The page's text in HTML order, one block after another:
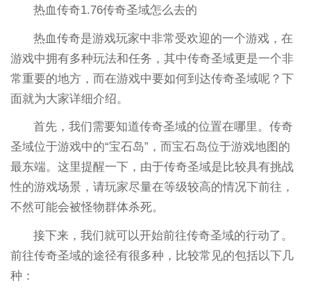
热血传奇1.76传奇圣域怎么去的
热血传奇是游戏玩家中非常受欢迎的一个游戏，在
游戏中拥有多种玩法和任务，其中传奇圣域更是一个非
常重要的地方，而在游戏中要如何到达传奇圣域呢？下
面就为大家详细介绍。
首先，我们需要知道传奇圣域的位置在哪里。传奇
圣域位于游戏中的“宝石岛”，而宝石岛位于游戏地图的
最东端。这里提醒一下，由于传奇圣域是比较具有挑战
性的游戏场景，请玩家尽量在等级较高的情况下前往，
不然可能会被怪物群体杀死。
接下来，我们就可以开始前往传奇圣域的行动了。
前往传奇圣域的途径有很多种，比较常见的包括以下几
种：